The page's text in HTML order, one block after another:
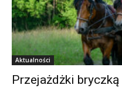
Aktualności
Przejażdżki bryczką